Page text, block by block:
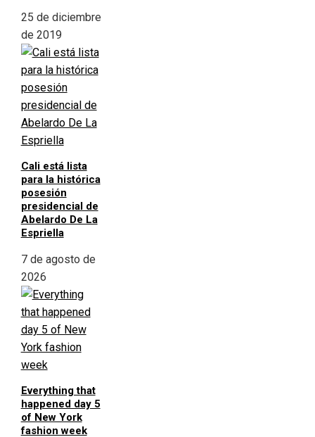
25 de diciembre
de 2019
Cali está lista
para la histórica
posesión
presidencial de
Abelardo De La
Espriella
7 de agosto de
2026
Everything that
happened day 5
of New York
fashion week